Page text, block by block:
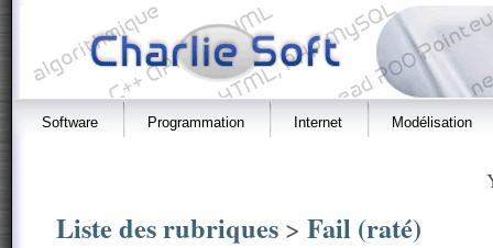
Software Programmation Internet Modélisation
Liste des rubriques > Fail (raté)